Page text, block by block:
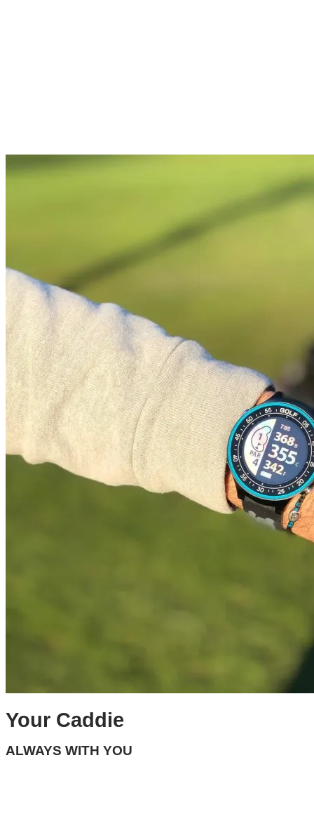
Your Caddie
ALWAYS WITH YOU